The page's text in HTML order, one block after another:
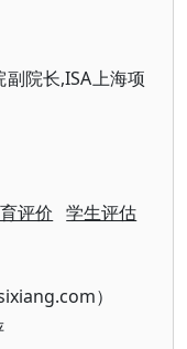
院长,ISA上海项
评价 学生评估
）